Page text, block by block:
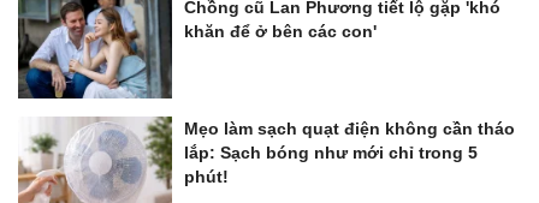
Chồng cũ Lan Phương tiết lộ gặp 'khó
khăn để ở bên các con'
Mẹo làm sạch quạt điện không cần tháo
lắp: Sạch bóng như mới chỉ trong 5
phút!